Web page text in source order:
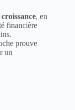
, en
financière
prouve
un